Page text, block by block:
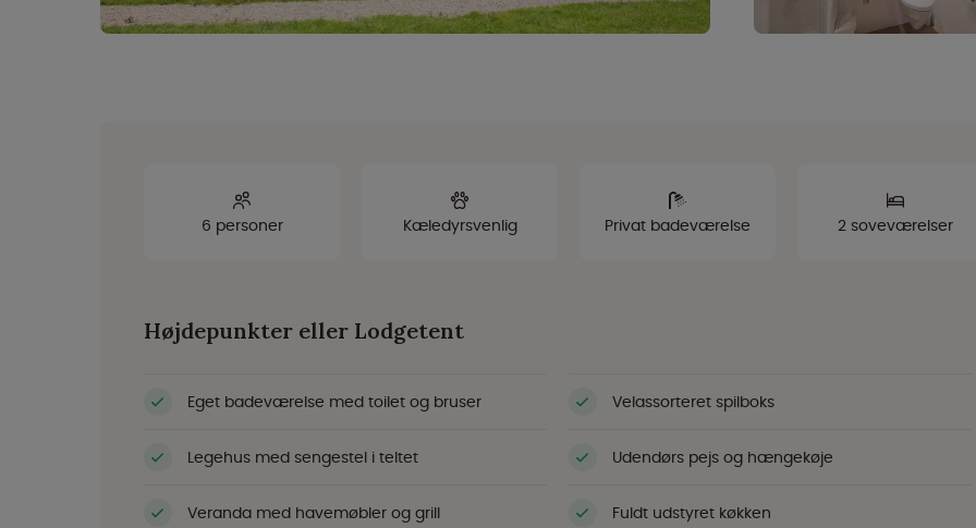
6 personer Kæledyrsvenlig Privat badeværelse 2 soveværelser
Højdepunkter eller Lodgetent
Eget badeværelse med toilet og bruser Velassorteret spilboks
Legehus med sengestel i teltet Udendørs pejs og hængekøje
Veranda med havemøbler og grill Fuldt udstyret køkken